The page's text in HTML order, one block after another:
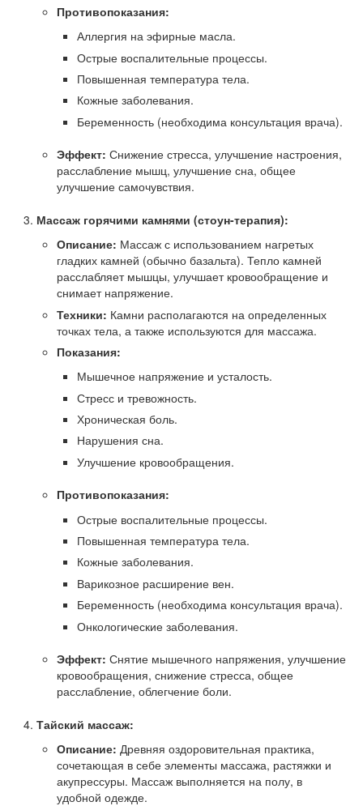
Противопоказания:
Аллергия на эфирные масла.
Острые воспалительные процессы.
Повышенная температура тела.
Кожные заболевания.
Беременность (необходима консультация врача).
Эффект: Снижение стресса, улучшение настроения,
расслабление мышц, улучшение сна, общее
улучшение самочувствия.
Массаж горячими камнями (стоун-терапия):
Описание: Массаж с использованием нагретых
гладких камней (обычно базальта). Тепло камней
расслабляет мышцы, улучшает кровообращение и
снимает напряжение.
Техники: Камни располагаются на определенных
точках тела, а также используются для массажа.
Показания:
Мышечное напряжение и усталость.
Стресс и тревожность.
Хроническая боль.
Нарушения сна.
Улучшение кровообращения.
Противопоказания:
Острые воспалительные процессы.
Повышенная температура тела.
Кожные заболевания.
Варикозное расширение вен.
Беременность (необходима консультация врача).
Онкологические заболевания.
Эффект: Снятие мышечного напряжения, улучшение
кровообращения, снижение стресса, общее
расслабление, облегчение боли.
Тайский массаж:
Описание: Древняя оздоровительная практика,
сочетающая в себе элементы массажа, растяжки и
акупрессуры. Массаж выполняется на полу, в
удобной одежде.